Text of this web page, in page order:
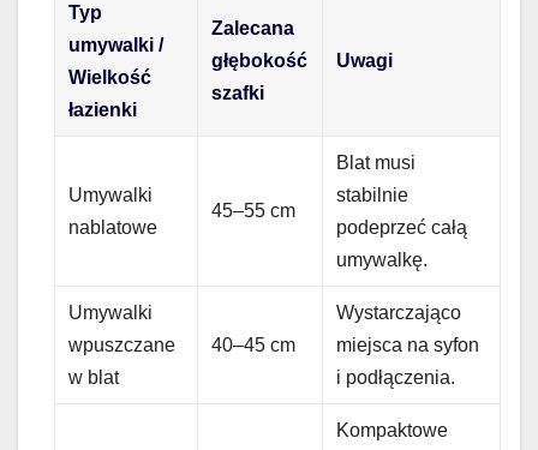
Typ
umywalki /
Wielkość
łazienki
Zalecana
głębokość
szafki
Uwagi
Umywalki
nablatowe
45–55 cm
Blat musi
stabilnie
podeprzeć całą
umywalkę.
Umywalki
wpuszczane
w blat
40–45 cm
Wystarczająco
miejsca na syfon
i podłączenia.
Kompaktowe